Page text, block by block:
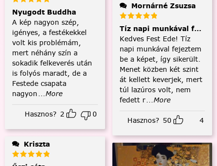
Nyugodt Buddha
A kép nagyon szép,
igényes, a festékekkel
volt kis problémám,
mert néhány szín a
sokadik felkeverés után
is folyós maradt, de a
Festede csapata
nagyon ...More
Hasznos? 2 0
Kriszta
Mornárné Zsuzsa
Tíz napi munkával
Kedves Fest Ede! Tíz
napi munkával fejeztem
be a képet, így sikerült.
Menet közben két szint
át kellett keverjek, mert
túl lazúros volt, nem
fedett r...More
Hasznos? 50 4